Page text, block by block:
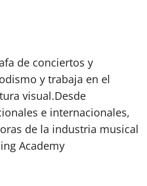
de conciertos y
y trabaja en el
visual.Desde
e internacionales,
de la industria musical
Academy